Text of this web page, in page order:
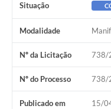
Situação
Modalidade
Nº da Licitação 738/
Nº do Processo 738/
Publicado em 15/